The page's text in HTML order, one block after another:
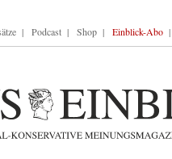
Podcast Shop Einblick-Abo